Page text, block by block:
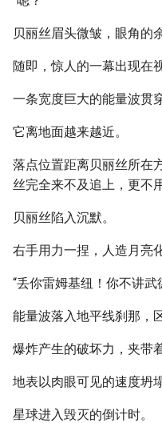
贝丽丝眉头微皱，眼角的
随即，惊人的一幕出现在
一条宽度巨大的能量波贯
它离地面越来越近。
落点位置距离贝丽丝所在
丝完全来不及追上，更不
贝丽丝陷入沉默。
右手用力一捏，人造月亮
“丢你雷姆基纽！你不讲武
能量波落入地平线刹那，
爆炸产生的破坏力，夹带
地表以肉眼可见的速度坍
星球进入毁灭的倒计时。